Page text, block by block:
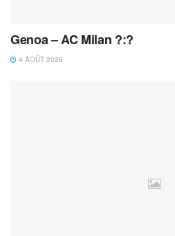
Genoa – AC Milan ?:?
4 AOÛT 2026